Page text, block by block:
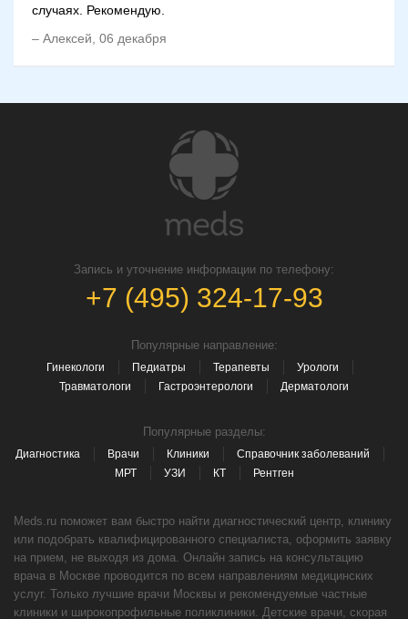
случаях. Рекомендую.
– Алексей 06 декабря
Запись и уточнение информации по телефону:
+7 (495) 324-17-93
Популярные направление:
Гинекологи Педиатры Терапевты
Урологи
Травматологи
Гастроэнтерологи Дерматологи
Популярные разделы:
Диагностика Врачи Клиники
Справочник заболеваний
МРТ
УЗИ КТ Рентген
Meds.ru поможет вам быстро найти диагностический центр, клинику
или подобрать квалифицированного специалиста, оформить заявку
на прием, не выходя из дома. Онлайн запись на консультацию
врача в Москве проводится по всем направлениям медицинских
услуг. Только лучшие врачи Москвы и рекомендуемые частные
клиники и широкопрофильные поликлиники. Детские врачи, скорая